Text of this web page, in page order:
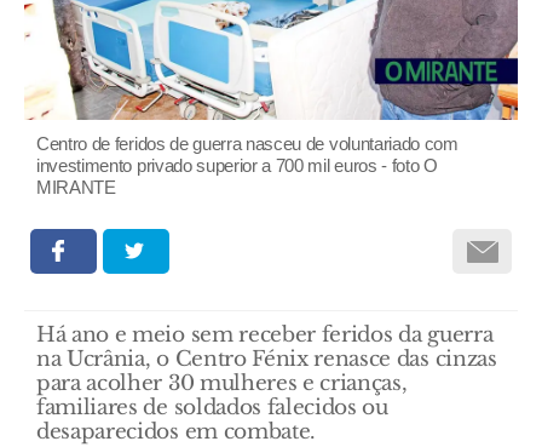
Centro de feridos de guerra nasceu de voluntariado com
investimento privado superior a 700 mil euros - foto O
MIRANTE
Há ano e meio sem receber feridos da guerra
na Ucrânia, o Centro Fénix renasce das cinzas
para acolher 30 mulheres e crianças,
familiares de soldados falecidos ou
desaparecidos em combate.